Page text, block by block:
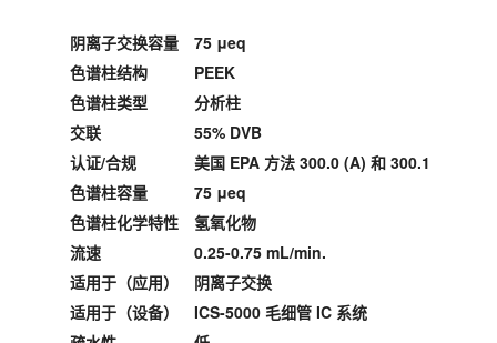
阴离子交换容量
75 μeq
色谱柱结构
PEEK
色谱柱类型
分析柱
交联
55% DVB
认证/合规
美国 EPA 方法 300.0 (A) 和 300.1
色谱柱容量
75 μeq
色谱柱化学特性
氢氧化物
流速
0.25-0.75 mL/min.
适用于（应用）
阴离子交换
适用于（设备）
ICS-5000 毛细管 IC 系统